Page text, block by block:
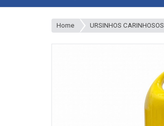
Home URSINHOS CARINHOSOS